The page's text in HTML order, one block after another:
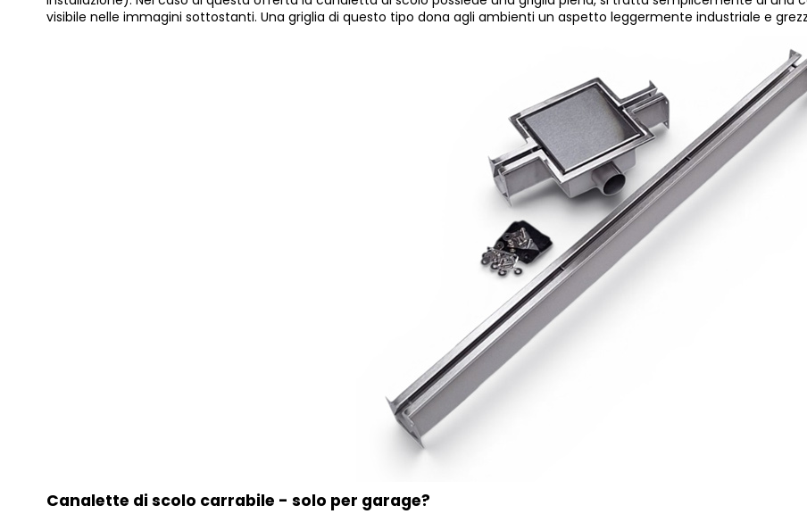
visibile nelle immagini sottostanti. Una griglia di questo tipo dona agli ambienti un aspetto leggermente industriale e
Canalette di scolo carrabile - solo per garage?